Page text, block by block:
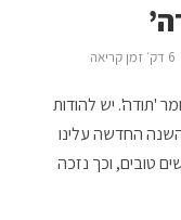
6 דק׳ זמן קריאה
'תודה'. יש להודות
החדשה עלינו
טובים, וכך נזכה